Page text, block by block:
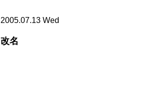
2005.07.13 Wed
改名